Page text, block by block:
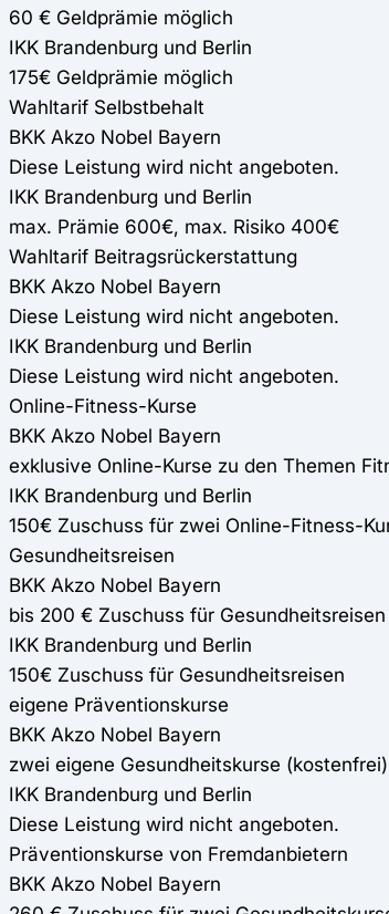
60 € Geldprämie möglich
IKK Brandenburg und Berlin
175€ Geldprämie möglich
Wahltarif Selbstbehalt
BKK Akzo Nobel Bayern
Diese Leistung wird nicht angeboten.
IKK Brandenburg und Berlin
max. Prämie 600€, max. Risiko 400€
Wahltarif Beitragsrückerstattung
BKK Akzo Nobel Bayern
Diese Leistung wird nicht angeboten.
IKK Brandenburg und Berlin
Diese Leistung wird nicht angeboten.
Online-Fitness-Kurse
BKK Akzo Nobel Bayern
exklusive Online-Kurse zu den Themen
IKK Brandenburg und Berlin
150€ Zuschuss für zwei Online-Fitness-
Gesundheitsreisen
BKK Akzo Nobel Bayern
bis 200 € Zuschuss für Gesundheitsreisen
IKK Brandenburg und Berlin
150€ Zuschuss für Gesundheitsreisen
eigene Präventionskurse
BKK Akzo Nobel Bayern
zwei eigene Gesundheitskurse (kostenfrei)
IKK Brandenburg und Berlin
Diese Leistung wird nicht angeboten.
Präventionskurse von Fremdanbietern
BKK Akzo Nobel Bayern